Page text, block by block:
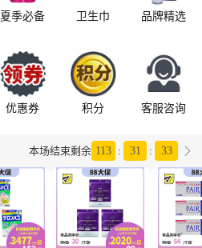
夏季必备 卫生巾 品牌精选
优惠券 积分 客服咨询
本场结束剩余 113 : 31 : 32 